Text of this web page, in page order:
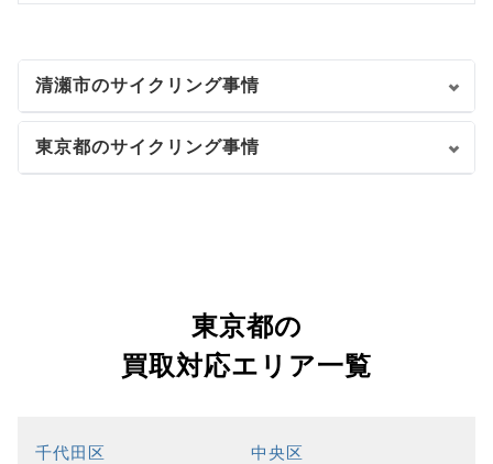
清瀬市のサイクリング事情
東京都のサイクリング事情
東京都の
買取対応エリア一覧
千代田区 中央区